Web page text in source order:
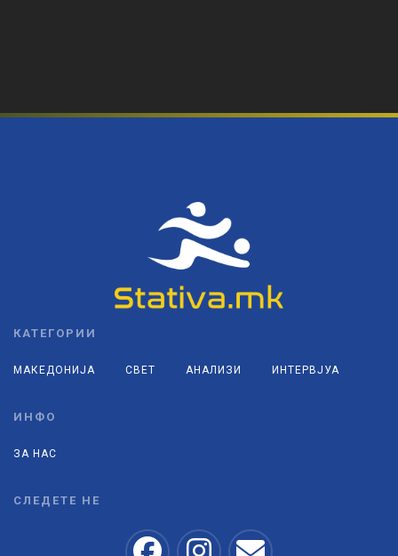
КАТЕГОРИИ
МАКЕДОНИЈА СВЕТ АНАЛИЗИ ИНТЕРВЈУА
ИНФО
ЗА НАС
СЛЕДЕТЕ НЕ